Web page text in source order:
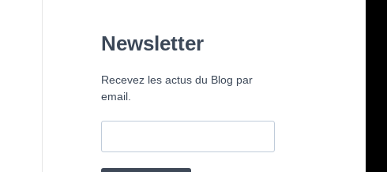
Newsletter
Recevez les actus du Blog par
email.